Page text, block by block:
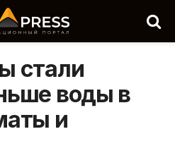
стали
воды в
и